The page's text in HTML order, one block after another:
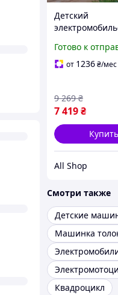
Детский
музыкой и
прицепом
Готово к
от 1236₴/мес
7 419₴
9 269 ₴
Купить
All Shop
Смотри также
Машинка
Квадроцикл